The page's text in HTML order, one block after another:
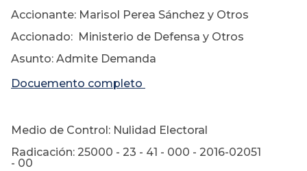
Accionante: Marisol Perea Sánchez y Otros
Accionado: Ministerio de Defensa y Otros
Asunto: Admite Demanda
Docuemento completo
Medio de Control: Nulidad Electoral
Radicación: 25000 - 23 - 41 - 000 - 2016-02051
- 00